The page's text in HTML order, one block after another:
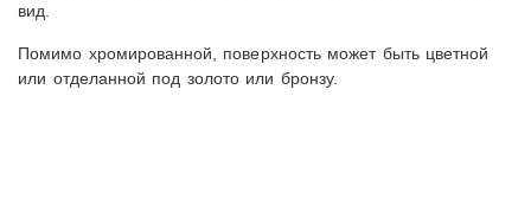
вид.
Помимо хромированной, поверхность может быть цветной
или отделанной под золото или бронзу.